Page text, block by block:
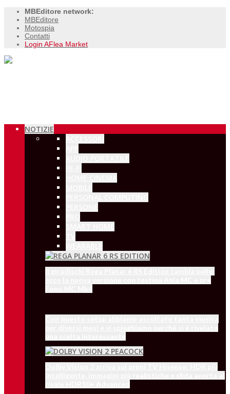
MBEditore network:
MBEditore
Motospia
Contatti
Login AFlea Market
NOTIZIE